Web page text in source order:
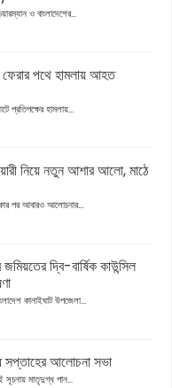
ও বাংলাদেশের...
ফেরার পথে হামলায় আহত
প্রতিপক্ষের হামলায়...
নিয়ে নতুন আশার আলো, মাঠে
পর আবারও আলোচনার...
দ্বি-বার্ষিক কাউন্সিল
কানাইঘাট উপজেলা...
সপ্তাহের আলোচনা সভা
সূচনায় মাতৃদুগ্ধ পান...